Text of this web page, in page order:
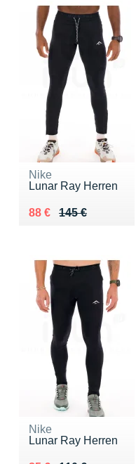
Nike
Lunar Ray Herren
145 €
Au lieu de 145 €
88 €
Vendu 88 €
Nike
Lunar Ray Herren